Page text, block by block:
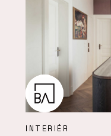
INTERIÉR